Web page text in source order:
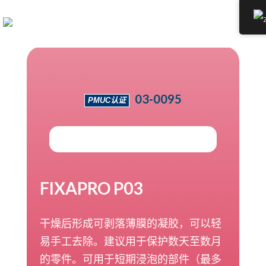
PMUC认证 03-0095
FIXAPRO P03
干燥后形成可剥落薄膜的凝胶，可以轻
易手工去除。建议用于保护数天至数月
的零件。可用于短期浸泡的部件（最多